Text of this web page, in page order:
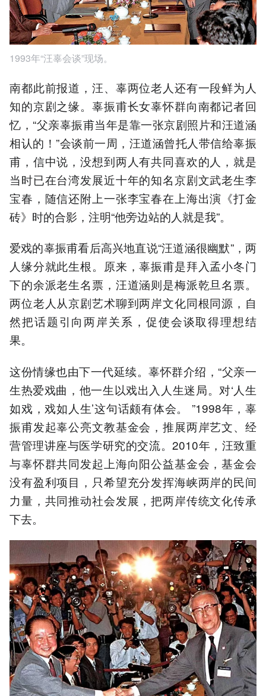
1993年“汪辜会谈”现场。
南都此前报道，汪、辜两位老人还有一段鲜为人
知的京剧之缘。辜振甫长女辜怀群向南都记者回
忆，“父亲辜振甫当年是靠一张京剧照片和汪道涵
相认的！”会谈前一周，汪道涵曾托人带信给辜振
甫，信中说，没想到两人有共同喜欢的人，就是
当时已在台湾发展近十年的知名京剧文武老生李
宝春，随信还附上一张李宝春在上海出演《打金
砖》时的合影，注明“他旁边站的人就是我”。
爱戏的辜振甫看后高兴地直说“汪道涵很幽默”，两
人缘分就此生根。原来，辜振甫是拜入孟小冬门
下的余派老生名票，汪道涵则是梅派乾旦名票。
两位老人从京剧艺术聊到两岸文化同根同源，自
然把话题引向两岸关系，促使会谈取得理想结
果。
这份情缘也由下一代延续。辜怀群介绍，“父亲一
生热爱戏曲，他一生以戏出入人生迷局。对‘人生
如戏，戏如人生’这句话颇有体会。 ”1998年，辜
振甫发起辜公亮文教基金会，推展两岸艺文、经
营管理讲座与医学研究的交流。2010年，汪致重
与辜怀群共同发起上海向阳公益基金会，基金会
没有盈利项目，只希望充分发挥海峡两岸的民间
力量，共同推动社会发展，把两岸传统文化传承
下去。